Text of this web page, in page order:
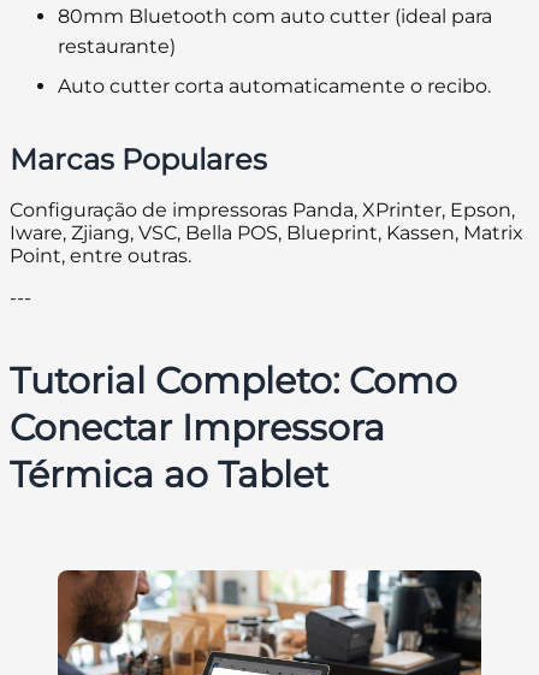
80mm Bluetooth com auto cutter (ideal para
restaurante)
Auto cutter corta automaticamente o recibo.
Marcas Populares
Configuração de impressoras Panda, XPrinter, Epson,
Iware, Zjiang, VSC, Bella POS, Blueprint, Kassen, Matrix
Point, entre outras.
---
Tutorial Completo: Como
Conectar Impressora
Térmica ao Tablet